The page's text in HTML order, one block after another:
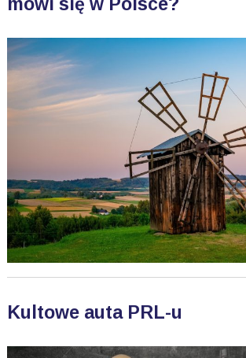
Kultowe auta PRL-u